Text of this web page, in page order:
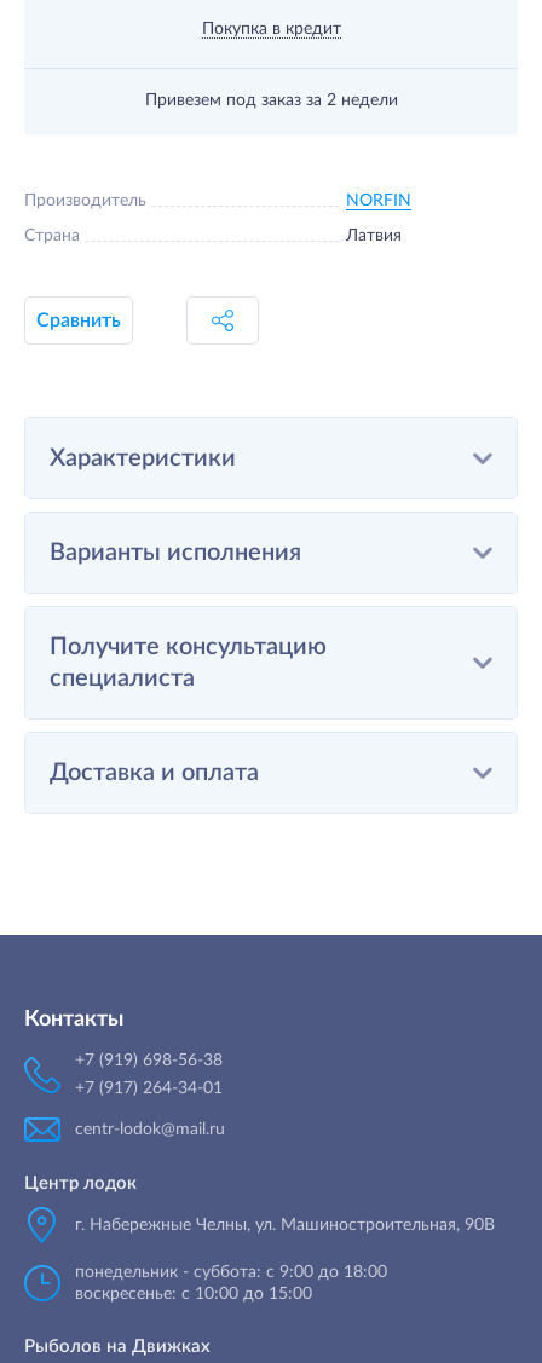
Покупка в кредит
Привезем под заказ за 2 недели
Производитель NORFIN
Страна Латвия
Сравнить
Характеристики
Варианты исполнения
Получите консультацию
специалиста
Доставка и оплата
Контакты
+7 (919) 698-56-38
+7 (917) 264-34-01
centr-lodok@mail.ru
Центр лодок
г. Набережные Челны, ул. Машиностроительная, 90B
понедельник - суббота: с 9:00 до 18:00
воскресенье: с 10:00 до 15:00
Рыболов на Движках